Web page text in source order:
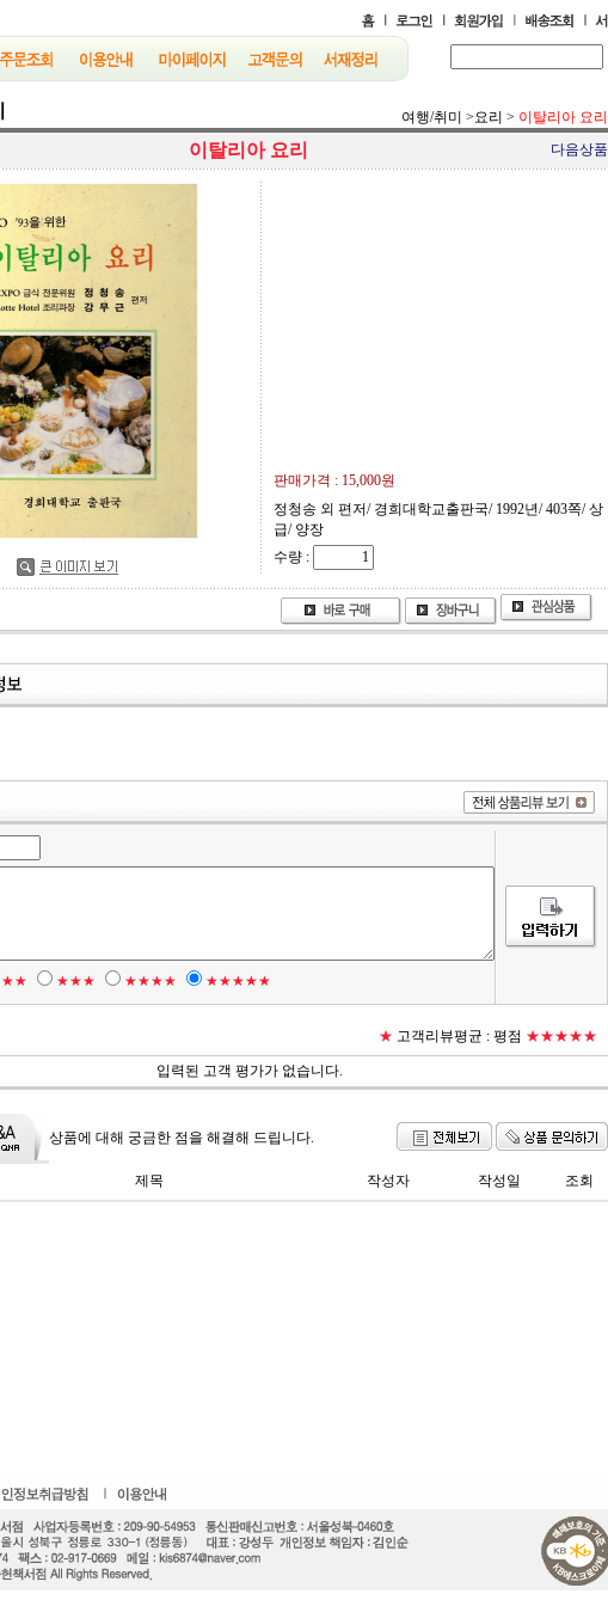
여행/취미 >요리 > 이탈리아 요리
이탈리아 요리 다음상품
판매가격 : 15,000원
정청송 외 편저/ 경희대학교출판국/ 1992년/ 403쪽/ 상
급/ 양장
수량 :
★★ ★★★ ★★★★ ★★★★★
★ 고객리뷰평균 : 평점 ★★★★★
입력된 고객 평가가 없습니다.
상품에 대해 궁금한 점을 해결해 드립니다.
제목 작성자 작성일 조회